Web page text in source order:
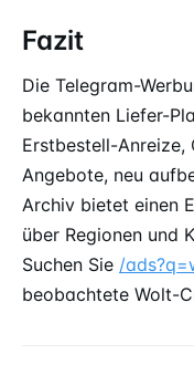
Fazit
Die Telegram-
bekannten Liefer-
Erstbestell-
Angebote, neu
Archiv bietet einen
über Regionen und
Suchen Sie /
beobachtete Wolt-